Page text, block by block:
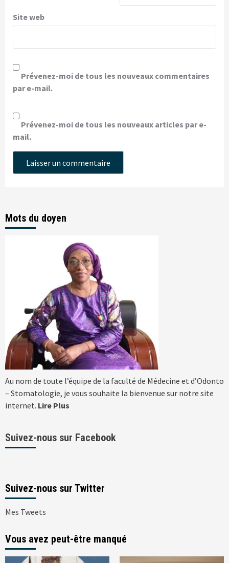
Site web
Prévenez-moi de tous les nouveaux commentaires
par e-mail.
Prévenez-moi de tous les nouveaux articles par e-
mail.
Mots du doyen
Au nom de toute l’équipe de la faculté de Médecine et d’Odonto
– Stomatologie, je vous souhaite la bienvenue sur notre site
internet. Lire Plus
Suivez-nous sur Facebook
Suivez-nous sur Twitter
Mes Tweets
Vous avez peut-être manqué